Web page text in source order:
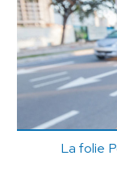
La folie